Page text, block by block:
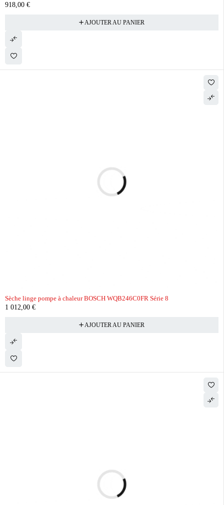
918,00 €
AJOUTER AU PANIER
Sèche linge pompe à chaleur BOSCH WQB246C0FR Série 8
1 012,00 €
AJOUTER AU PANIER